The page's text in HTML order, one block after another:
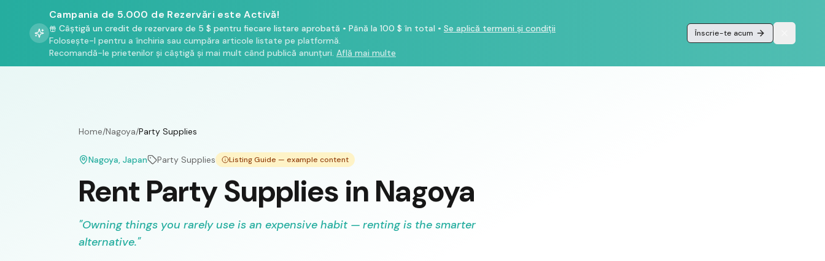
Campania de 5.000 de Rezervări este Activă!
Câștigă un credit de rezervare de 5 $ pentru fiecare listare aprobată • Până la 100 $ în total • Se aplică termeni și condiții
Folosește-l pentru a închiria sau cumpăra articole listate pe platformă.
Recomandă-le prietenilor și câștigă și mai mult când publică anunțuri. Află mai multe
Înscrie-te acum
Home/Nagoya/Party Supplies
Nagoya, Japan Party Supplies Listing Guide — example content
Rent Party Supplies in Nagoya
"Owning things you rarely use is an expensive habit — renting is the smarter
alternative."